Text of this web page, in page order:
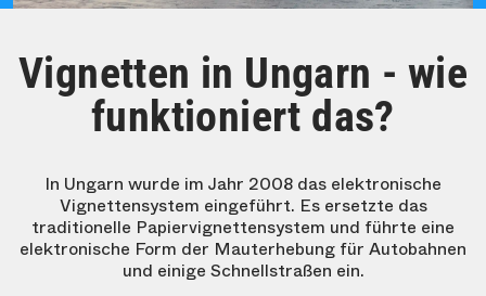
Vignetten in Ungarn - wie
funktioniert das?
In Ungarn wurde im Jahr 2008 das elektronische
Vignettensystem eingeführt. Es ersetzte das
traditionelle Papiervignettensystem und führte eine
elektronische Form der Mauterhebung für Autobahnen
und einige Schnellstraßen ein.